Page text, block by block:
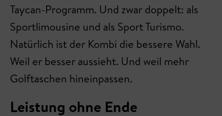
Taycan-Programm. Und zwar doppelt: als
Sportlimousine und als Sport Turismo.
Natürlich ist der Kombi die bessere Wahl.
Weil er besser aussieht. Und weil mehr
Golftaschen hineinpassen.
Leistung ohne Ende